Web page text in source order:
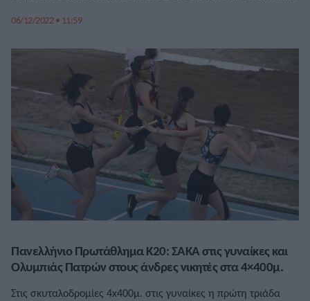
06/12/2022 • 11:59
Πανελλήνιο Πρωτάθλημα Κ20: ΣΑΚΑ στις γυναίκες και
Ολυμπιάς Πατρών στους άνδρες νικητές στα 4×400μ.
Στις σκυταλοδρομίες 4x400μ. στις γυναίκες η πρώτη τριάδα